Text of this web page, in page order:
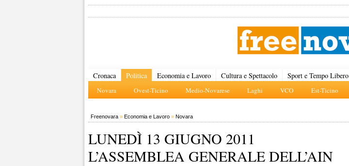
Cronaca Politica
Novara Ovest-Ticino Medio-Novarese Laghi VCO Est-Ticino
Economia e Lavoro Cultura e Spettacolo Sport e Tempo Libero
Freenovara » Economia e Lavoro » Novara
LUNEDÌ 13 GIUGNO 2011
L’ASSEMBLEA GENERALE DELL’AIN